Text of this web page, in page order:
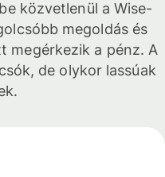
közvetlenül a Wise-
megoldás és
megérkezik a pénz. A
de olykor lassúak